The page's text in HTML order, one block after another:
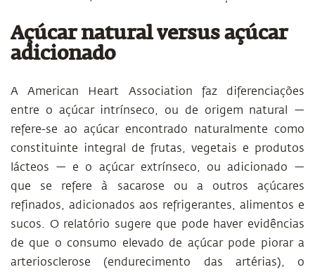
Açúcar natural versus açúcar
adicionado
A American Heart Association faz diferenciações
entre o açúcar intrínseco, ou de origem natural —
refere-se ao açúcar encontrado naturalmente como
constituinte integral de frutas, vegetais e produtos
lácteos — e o açúcar extrínseco, ou adicionado —
que se refere à sacarose ou a outros açúcares
refinados, adicionados aos refrigerantes, alimentos e
sucos. O relatório sugere que pode haver evidências
de que o consumo elevado de açúcar pode piorar a
arteriosclerose (endurecimento das artérias), o